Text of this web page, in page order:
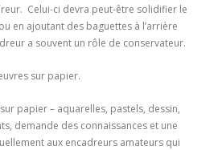
Celui-ci devra peut-être solidifier le
en ajoutant des baguettes à l’arrière
a souvent un rôle de conservateur.
sur papier.
papier – aquarelles, pastels, dessin,
demande des connaissances et une
aux encadreurs amateurs qui